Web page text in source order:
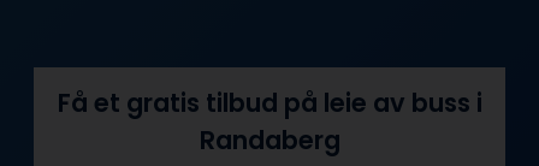
Få et gratis tilbud på leie av buss i
Randaberg